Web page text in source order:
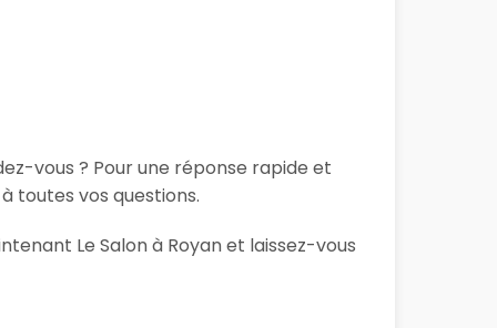
vous ? Pour une réponse rapide et
toutes vos questions.
Le Salon à Royan et laissez-vous